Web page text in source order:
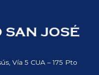
Vía 5 CUA – 175 Pto